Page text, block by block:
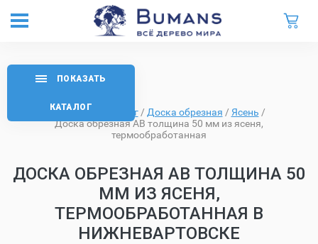
Главная Каталог / Доска обрезная / Ясень /
Доска обрезная AB толщина 50 мм из ясеня,
термообработанная
ДОСКА ОБРЕЗНАЯ AB ТОЛЩИНА 50
ММ ИЗ ЯСЕНЯ,
ТЕРМООБРАБОТАННАЯ В
НИЖНЕВАРТОВСКЕ
ПОКАЗАТЬ
КАТАЛОГ